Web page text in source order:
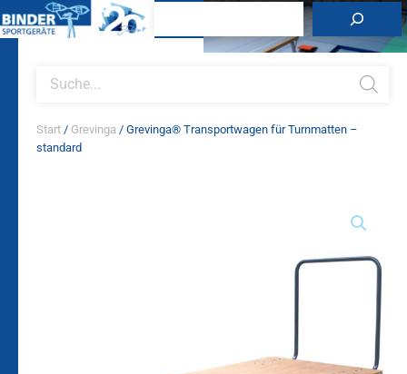
Inhalt
search
Start / Grevinga / Grevinga® Transportwagen für Turnmatten –
standard